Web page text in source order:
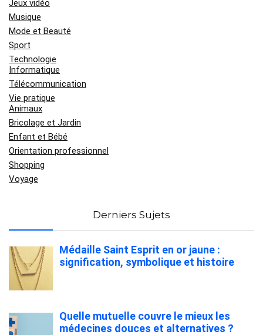
Jeux vidéo
Musique
Mode et Beauté
Sport
Technologie
Informatique
Télécommunication
Vie pratique
Animaux
Bricolage et Jardin
Enfant et Bébé
Orientation professionnel
Shopping
Voyage
Derniers Sujets
Médaille Saint Esprit en or jaune :
signification, symbolique et histoire
Quelle mutuelle couvre le mieux les
médecines douces et alternatives ?